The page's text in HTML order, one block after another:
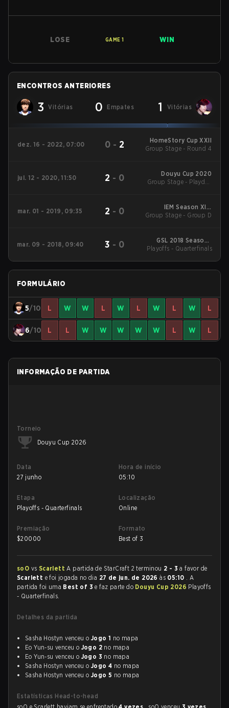
LOSE GAME 1 WIN
ENCONTROS ANTERIORES
3 Vitórias 0 Empates 1 Vitórias
dez. 16 - 2022, 07:00 0 - 2
HomeStory Cup XXII
Group Stage - Round 4
jul. 12 - 2020, 11:50 2 - 0
Douyu Cup 2020
Group Stage - Playday
mar. 01 - 2019, 09:35 2 - 0
IEM Season XIII:
Katowice Main Event
Group Stage - Group D
mar. 09 - 2018, 09:40 3 - 0
GSL 2018 Season 1
Code S
Playoffs - Quarterfinals
FORMULÁRIO
5/10 L W W L W L W L W L
6/10 L L W W W W W L W L
INFORMAÇÃO DE PARTIDA
Torneio
Douyu Cup 2026
Data
27 junho
Hora de início
05:10
Etapa
Playoffs - Quarterfinals
Localização
Online
Premiação
$20000
Formato
Best of 3
soO vs ScarlettA partida de StarCraft 2 terminou 2 - 3 a favor de
Scarlett e foi jogada no dia 27 de jun. de 2026às 05:10 . A
partida foi uma Best of 3e faz parte do Douyu Cup 2026 Playoffs
- Quarterfinals.
Detalhes da partida
Sasha Hostyn venceu o Jogo 1 no mapa
Eo Yun-su venceu o Jogo 2 no mapa
Eo Yun-su venceu o Jogo 3 no mapa
Sasha Hostyn venceu o Jogo 4 no mapa
Sasha Hostyn venceu o Jogo 5 no mapa
Estatísticas Head-to-head